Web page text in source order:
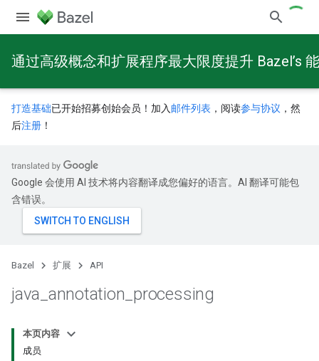
通过高级概念和扩展程序最大限度提升 Bazel’s
打造基础已开始招募创始会员！加入 邮件列表 ，阅读参与协议 ，然
后注册 ！
Google 会使用 AI 技术将内容翻译成您偏好的语言。AI 翻译可能包
含错误。
Bazel 扩展 API
java annotation processing
本页内容
成员